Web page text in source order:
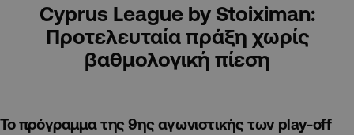
Cyprus League by Stoiximan:
Προτελευταία πράξη χωρίς
βαθμολογική πίεση
Το πρόγραμμα της 9ης αγωνιστικής των play-off